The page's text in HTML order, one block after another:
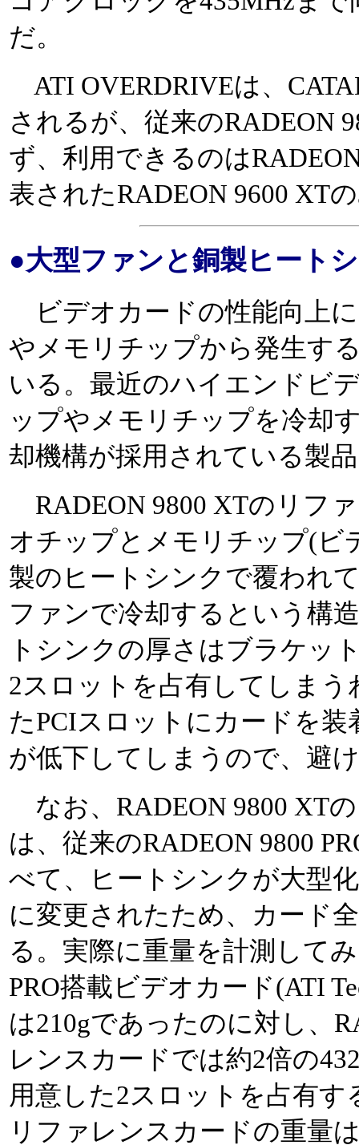
だ。
ATI OVERDRIVEは、
されるが、従来のRADEON
ず、利用できるのは
表されたRADEON 9600 XT
●大型ファンと銅製ヒート
ビデオカードの性能向上
やメモリチップから発生す
いる。最近のハイエンドビ
ップやメモリチップを冷却
却機構が採用されている製
RADEON 9800 XTのリフ
オチップとメモリチップ(ビ
製のヒートシンクで覆われ
ファンで冷却するという構
トシンクの厚さはブラケッ
2スロットを占有してしま
たPCIスロットにカードを
が低下してしまうので、避
なお、RADEON 9800 XT
は、従来のRADEON 9800
べて、ヒートシンクが大型
に変更されたため、カード
る。実際に重量を計測して
PRO搭載ビデオカード(ATI
は210gであったのに対し、
レンスカードでは約2倍の
用意した2スロットを占有す
リファレンスカードの重量